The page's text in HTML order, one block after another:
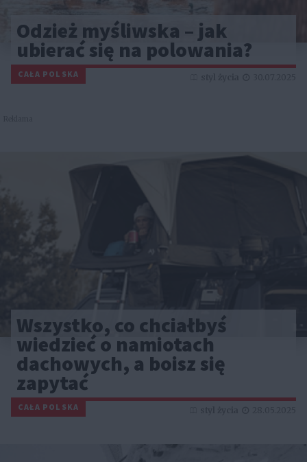
Odzież myśliwska – jak
ubierać się na polowania?
CAŁA POLSKA
Wszystko, co chciałbyś
wiedzieć o namiotach
dachowych, a boisz się
zapytać
CAŁA POLSKA